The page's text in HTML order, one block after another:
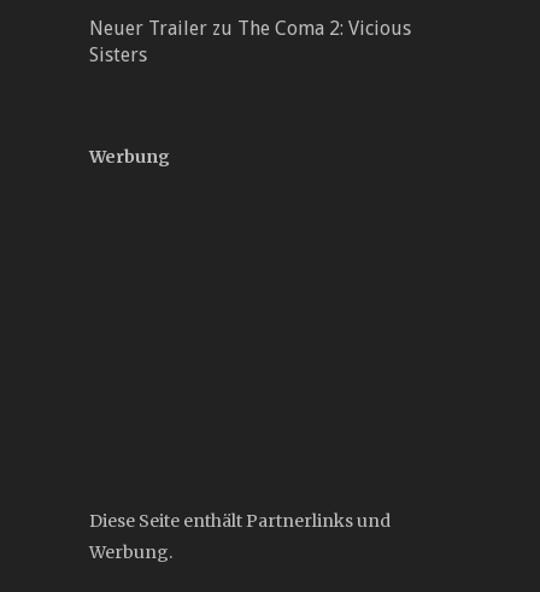
Neuer Trailer zu The Coma 2: Vicious
Sisters
Werbung
Diese Seite enthält Partnerlinks und
Werbung.